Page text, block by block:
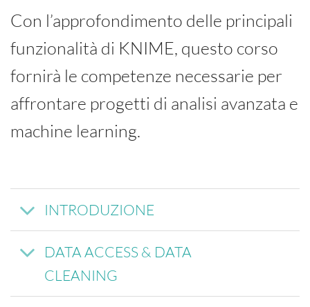
Con l’approfondimento delle principali
funzionalità di KNIME, questo corso
fornirà le competenze necessarie per
affrontare progetti di analisi avanzata e
machine learning.
INTRODUZIONE
DATA ACCESS & DATA
CLEANING